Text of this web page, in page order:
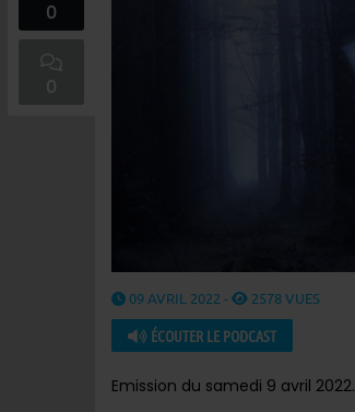
0
0
09 AVRIL 2022 - 2578 VUES
ÉCOUTER LE PODCAST
Emission du samedi 9 avril 2022.